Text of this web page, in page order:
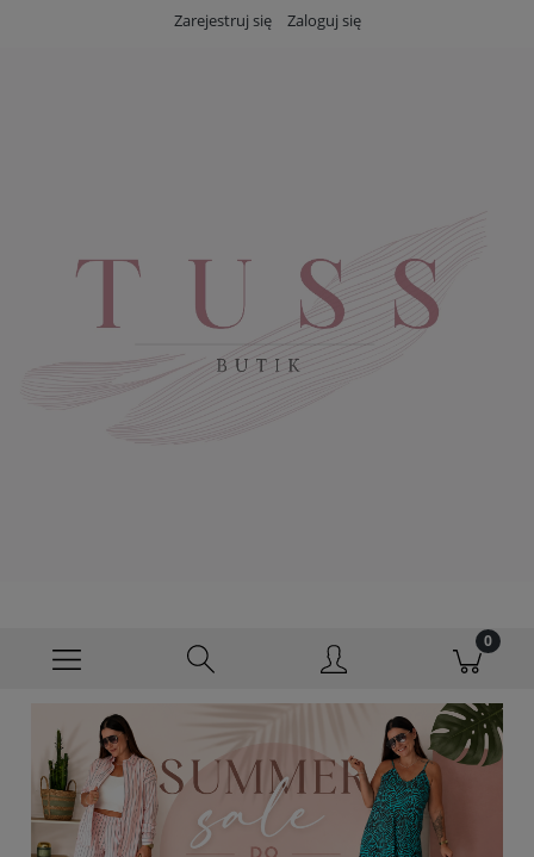
Zarejestruj się Zaloguj się